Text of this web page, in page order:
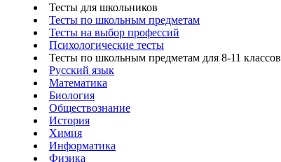
Тесты для школьников
Тесты по школьным предметам
Тесты на выбор профессий
Психологические тесты
Тесты по школьным предметам для 8-11 классов
Русский язык
Математика
Биология
Обществознание
История
Химия
Информатика
Физика